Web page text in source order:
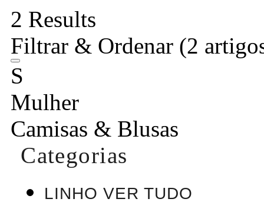
2 Results
Filtrar & Ordenar (2
S
Mulher
Camisas & Blusas
Categorias
LINHO VER TUDO